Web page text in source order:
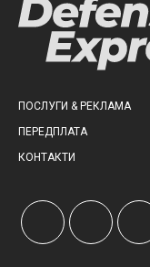
ПОСЛУГИ & РЕКЛАМА
ПЕРЕДПЛАТА
КОНТАКТИ